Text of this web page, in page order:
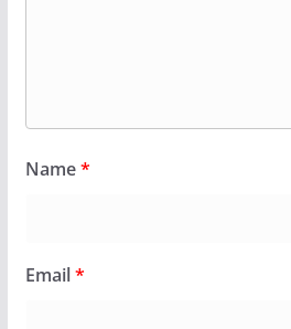
Name*
Email*